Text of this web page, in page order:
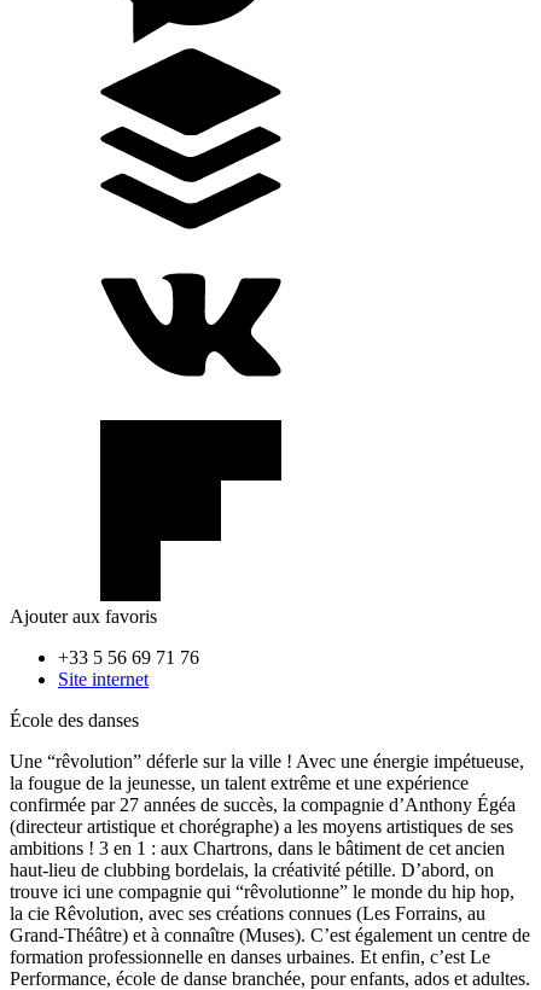
Ajouter aux favoris
+33 5 56 69 71 76
Site internet
École des danses
Une “rêvolution” déferle sur la ville ! Avec une énergie impétueuse,
la fougue de la jeunesse, un talent extrême et une expérience
confirmée par 27 années de succès, la compagnie d’Anthony Égéa
(directeur artistique et chorégraphe) a les moyens artistiques de ses
ambitions ! 3 en 1 : aux Chartrons, dans le bâtiment de cet ancien
haut-lieu de clubbing bordelais, la créativité pétille. D’abord, on
trouve ici une compagnie qui “rêvolutionne” le monde du hip hop,
la cie Rêvolution, avec ses créations connues (Les Forrains, au
Grand-Théâtre) et à connaître (Muses). C’est également un centre de
formation professionnelle en danses urbaines. Et enfin, c’est Le
Performance, école de danse branchée, pour enfants, ados et adultes.